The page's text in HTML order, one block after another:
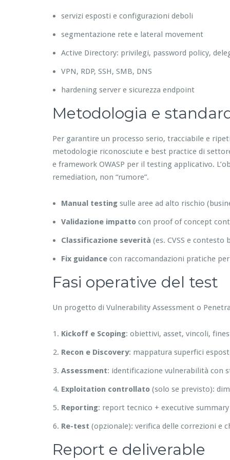
servizi esposti e configurazioni deboli
segmentazione rete e lateral movement
Active Directory: privilegi, password policy,
VPN, RDP, SSH, SMB, DNS
hardening server e sicurezza endpoint
Metodologia e
Per garantire un processo serio, tracciabile e
metodologie riconosciute e best practice di
e framework OWASP per il testing applicativo.
remediation, non “rumore”.
Manual testing sulle aree ad alto rischio
Validazione impatto con proof of concept
Classificazione severità (es. CVSS e contesto
Fix guidance con raccomandazioni pratiche
Fasi operative del test
Un progetto di Vulnerability Assessment o
Kickoff e Scoping: obiettivi, asset, vincoli,
Recon e Discovery: mappatura superfici
Assessment: identificazione vulnerabilità con
Exploitation controllato (solo se previsto):
Reporting: report tecnico + executive
Re-test (opzionale): verifica delle correzioni e
Report e deliverable